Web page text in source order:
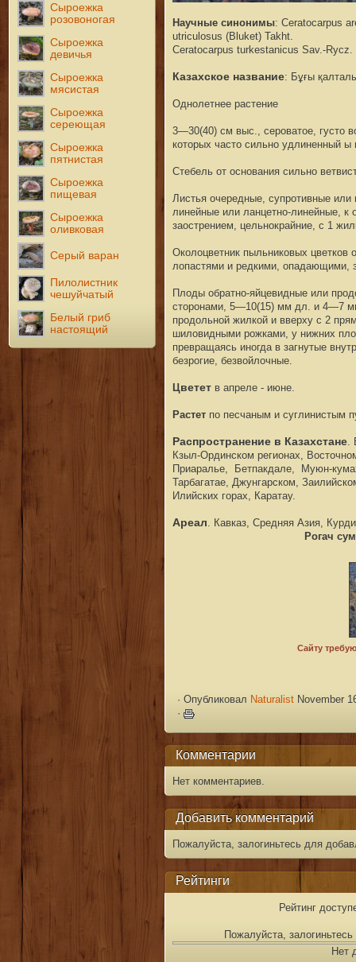
Сыроежка
розовоногая
Сыроежка
девичья
Сыроежка
мясистая
Сыроежка
сереющая
Сыроежка
пятнистая
Сыроежка
пищевая
Сыроежка
оливковая
Серый варан
Пилолистник
чешуйчатый
Белый гриб
настоящий
Научные синонимы: Ceratocarpus
utriculosus (Bluket) Takht.
Ceratocarpus turkestanicus Sav.-Rycz.
Казахское название: Бұғы
Однолетнее растение
3—30(40) см выс., сероватое, густо
которых часто сильно удлиненный ы
Стебель от основания сильно
Л истья очередные, супротивные
линейные или ланцетно-линейные, к
заострением, цельнокрайние, с 1
Околоцветник пыльниковых цветков
лопастями и редкими, опадающими,
П лоды обратно-яйцевидные или
сторонами, 5—10(15) мм дл. и 4—7
продольной жилкой и вверху с 2
шиловидными рожками, у нижних
превращаясь иногда в загнутые
безрогие, безвойлочные.
Цвететв апреле - июне.
Растетпо песчаным и суглинистым
Распространение в Казахстане.
Кзыл-Ординском регионах
Приаралье, Бетпакдале, Муюн-кум
Тарбагатае, Джунгарском,
Илийских горах , Каратау.
Ареал . Кавказ, СредняяАзия,
Рогач
· Опубликовал Naturalist November
·
Комментарии
Нет комментариев.
Добавить комментарий
Пожалуйста, залогиньтесь для
Рейтинги
Рейтинг
Пожалуйста,
Нет